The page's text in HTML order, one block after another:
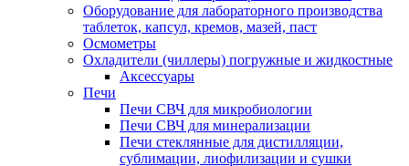
Оборудование для лабораторного производства
таблеток, капсул, кремов, мазей, паст
Осмометры
Охладители (чиллеры) погружные и жидкостные
Аксессуары
Печи
Печи СВЧ для микробиологии
Печи СВЧ для минерализации
Печи стеклянные для дистилляции,
сублимации, лиофилизации и сушки